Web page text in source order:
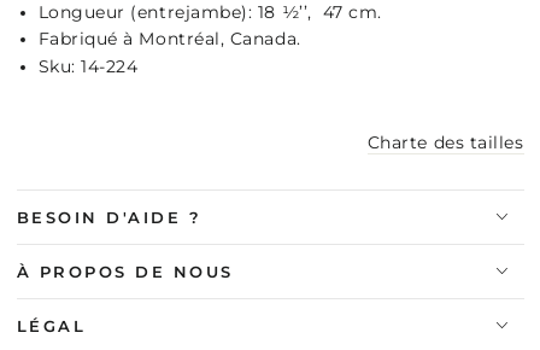
Longueur (entrejambe): 18 ½’’, 47 cm.
Fabriqué à Montréal, Canada.
Sku: 14-224
Charte des tailles
BESOIN D'AIDE ?
À PROPOS DE NOUS
LÉGAL